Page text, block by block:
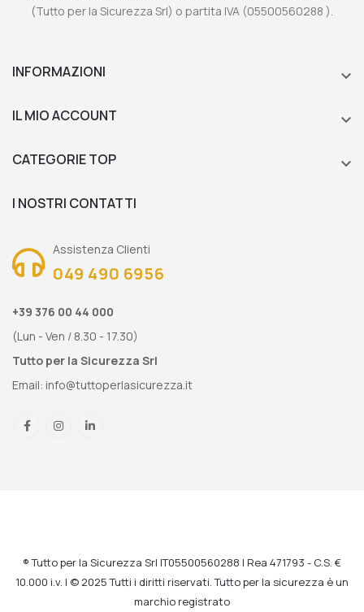
(Tutto per la Sicurezza Srl) o partita IVA (05500560288 ).
INFORMAZIONI 
IL MIO ACCOUNT 
CATEGORIE TOP 
I NOSTRI CONTATTI
Assistenza Clienti
049 490 6956
+39 376 00 44 000
(Lun - Ven / 8.30 - 17.30)
Tutto per la Sicurezza Srl
Email: info@tuttoperlasicurezza.it
® Tutto per la Sicurezza Srl IT05500560288 | Rea 471793 - C.S. €
10.000 i.v. | © 2025 Tutti i diritti riservati. Tutto per la sicurezza è un
marchio registrato